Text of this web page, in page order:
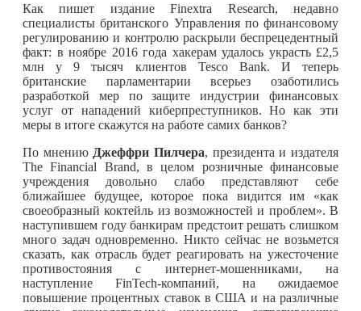
Как пишет издание Finextra Research, недавно
специалисты британского Управления по финансовому
регулированию и контролю раскрыли беспрецедентный
факт: в ноябре 2016 года хакерам удалось украсть £2,5
млн у 9 тысяч клиентов Tesco Bank. И теперь
британские парламентарии всерьез озаботились
разработкой мер по защите индустрии финансовых
услуг от нападений киберпреступников. Но как эти
меры в итоге скажутся на работе самих банков?
По мнению Джеффри Пилчера, президента и издателя
The Financial Brand, в целом розничные финансовые
учреждения довольно слабо представляют себе
ближайшее будущее, которое пока видится им «как
своеобразный коктейль из возможностей и проблем». В
наступившем году банкирам предстоит решать слишком
много задач одновременно. Никто сейчас не возьмется
сказать, как отрасль будет реагировать на ужесточение
противостояния с интернет-мошенниками, на
наступление FinTech-компаний, на ожидаемое
повышение процентных ставок в США и на различные